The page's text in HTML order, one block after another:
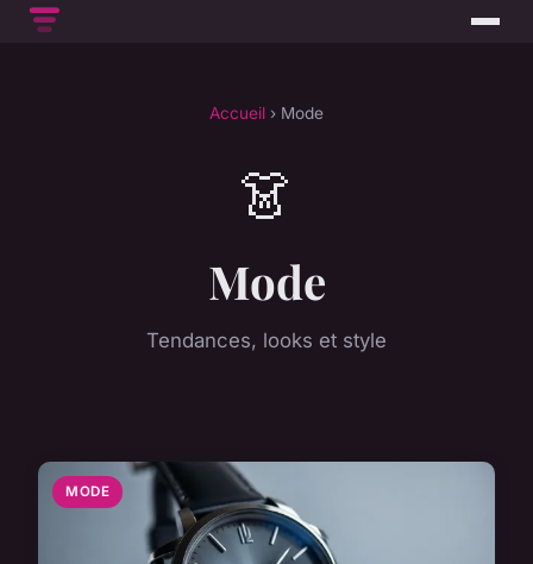
Accueil › Mode
👗
Mode
Tendances, looks et style
MODE